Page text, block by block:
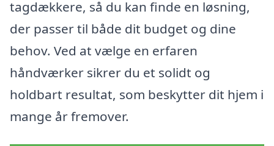
tagdækkere, så du kan finde en løsning,
der passer til både dit budget og dine
behov. Ved at vælge en erfaren
håndværker sikrer du et solidt og
holdbart resultat, som beskytter dit hjem i
mange år fremover.